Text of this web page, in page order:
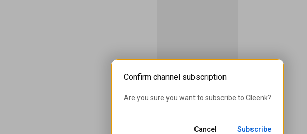
This channel doesn't have any content
Confirm channel subscription
Are you sure you want to subscribe to Cleenk?
Cancel Subscribe